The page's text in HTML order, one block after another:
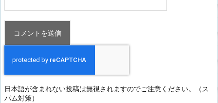
日本語が含まれない投稿は無視されますのでご注意ください。（ス
パム対策）